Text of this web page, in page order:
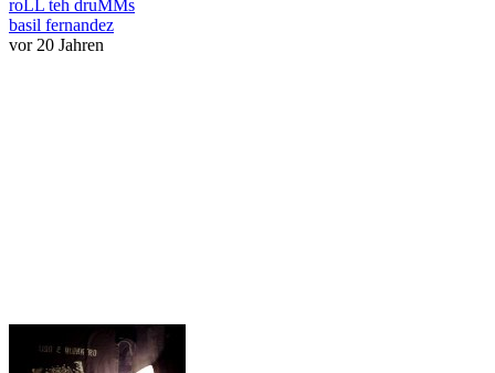
roLL teh druMMs
basil fernandez
vor 20 Jahren